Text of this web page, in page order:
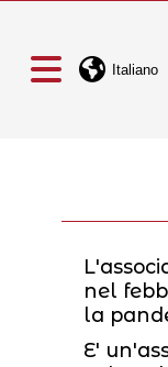
nel
la
E'